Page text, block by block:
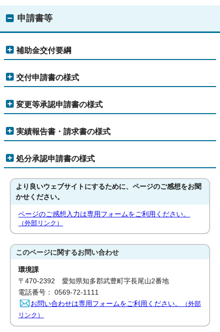
申請書等
補助金交付要綱
交付申請書の様式
変更等承認申請書の様式
実績報告書・請求書の様式
処分承認申請書の様式
より良いウェブサイトにするために、ページのご感想をお聞
かせください。
ページのご感想入力は専用フォームをご利用ください。
（外部リンク）
このページに関するお問い合わせ
環境課
〒470-2392 愛知県知多郡武豊町字長尾山2番地
電話番号： 0569-72-1111
お問い合わせは専用フォームをご利用ください。
（外部
リンク）